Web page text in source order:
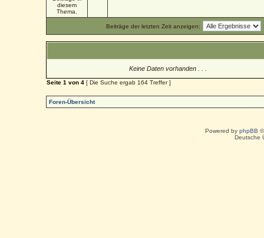
Beiträge der letzten Zeit anzeigen:
Keine Daten vorhanden . . .
Seite1 von4 [ Die Suche ergab 164 Treffer ]
Foren-Übersicht
Powered by phpBB
Deutsche